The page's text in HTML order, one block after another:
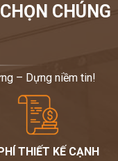
CHÚNG
– Dựng niềm tin!
THIẾT KẾ CẠNH